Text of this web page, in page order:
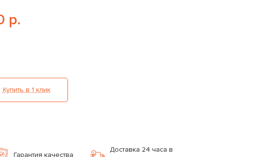
р.
Купить в 1 клик
Гарантия качества
Доставка 24 часа в